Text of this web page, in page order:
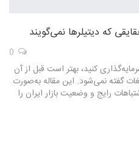
که دیتیلرها نمی‌گویند
کنید، بهتر است قبل از آن
گفته نمی‌شود. این مقاله به‌صورت
رایج و وضعیت بازار ایران را